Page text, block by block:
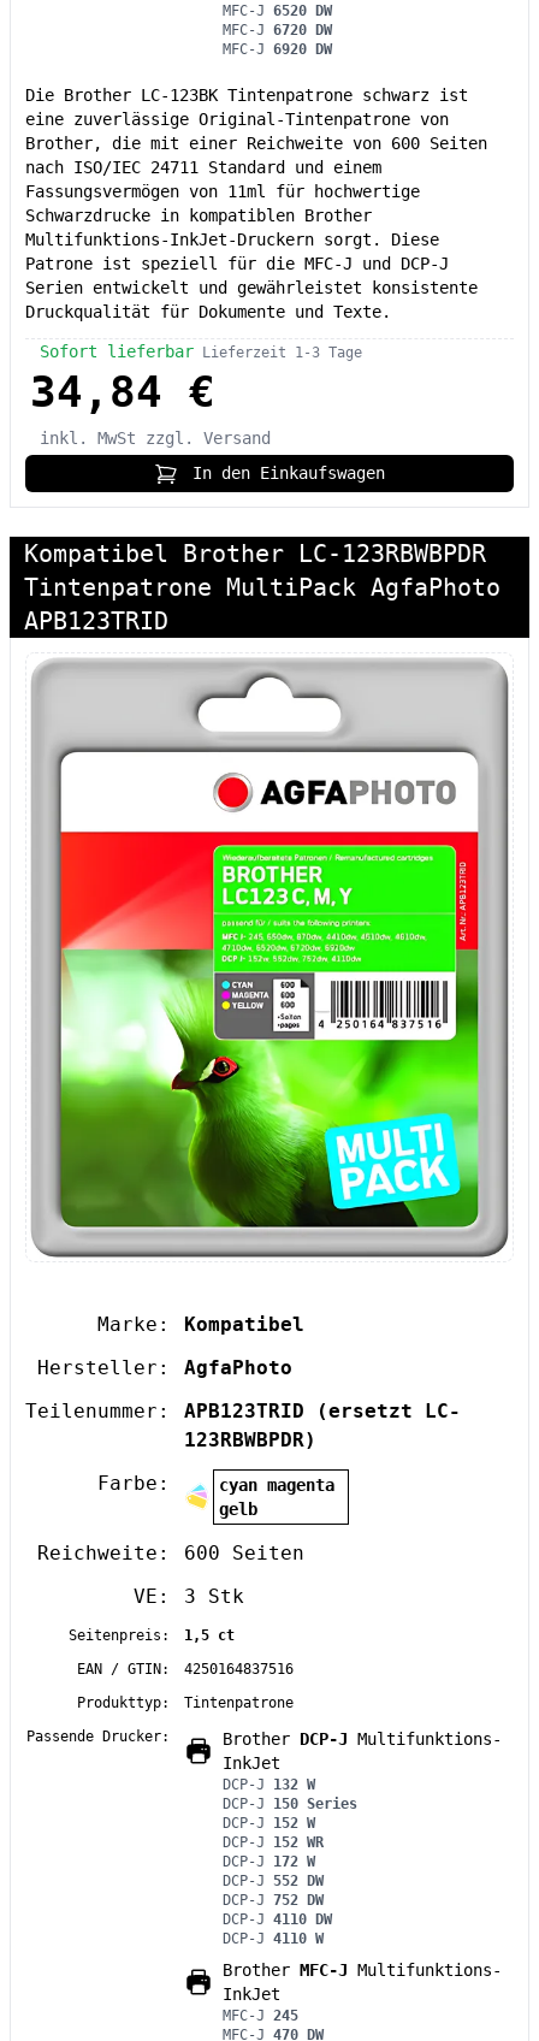
MFC-J 6520 DW
MFC-J 6720 DW
MFC-J 6920 DW
Die Brother LC-123BK Tintenpatrone schwarz ist
eine zuverlässige Original-Tintenpatrone von
Brother, die mit einer Reichweite von 600 Seiten
nach ISO/IEC 24711 Standard und einem
Fassungsvermögen von 11ml für hochwertige
Schwarzdrucke in kompatiblen Brother
Multifunktions-InkJet-Druckern sorgt. Diese
Patrone ist speziell für die MFC-J und DCP-J
Serien entwickelt und gewährleistet konsistente
Druckqualität für Dokumente und Texte.
Sofort lieferbar Lieferzeit 1-3 Tage
34,84 €
inkl. MwSt
zzgl. Versand
In den Einkaufswagen
Kompatibel Brother LC-123RBWBPDR
Tintenpatrone MultiPack AgfaPhoto
APB123TRID
Marke:
Kompatibel
Hersteller:
AgfaPhoto
Teilenummer:
APB123TRID
(ersetzt LC-
123RBWBPDR)
Farbe:
cyan magenta
gelb
Reichweite:
600 Seiten
VE:
3 Stk
Seitenpreis:
1,5 ct
EAN / GTIN:
4250164837516
Produkttyp:
Tintenpatrone
Passende Drucker:
Brother DCP-J Multifunktions-
InkJet
DCP-J 132 W
DCP-J 150 Series
DCP-J 152 W
DCP-J 152 WR
DCP-J 172 W
DCP-J 552 DW
DCP-J 752 DW
DCP-J 4110 DW
DCP-J 4110 W
Brother MFC-J Multifunktions-
InkJet
MFC-J 245
MFC-J 470 DW